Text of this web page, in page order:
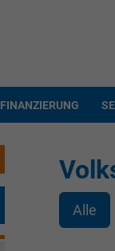
FINANZIERUNG
Alle